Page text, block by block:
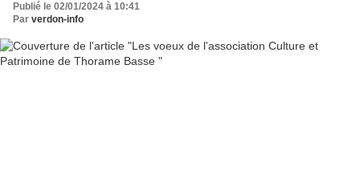
Publié le 02/01/2024 à 10:41
Par verdon-info